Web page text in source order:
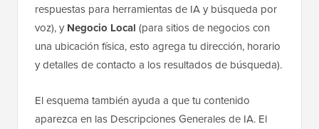
respuestas para herramientas de IA y búsqueda por
voz), y Negocio Local (para sitios de negocios con
una ubicación física, esto agrega tu dirección, horario
y detalles de contacto a los resultados de búsqueda).
El esquema también ayuda a que tu contenido
aparezca en las Descripciones Generales de IA. El